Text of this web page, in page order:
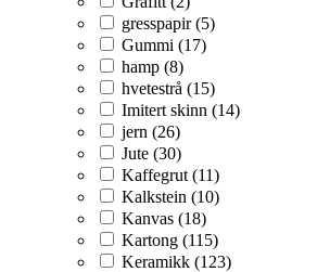
gresspapir (5)
Gummi (17)
hamp (8)
hvetestrå (15)
Imitert skinn (14)
jern (26)
Jute (30)
Kaffegrut (11)
Kalkstein (10)
Kanvas (18)
Kartong (115)
Keramikk (123)